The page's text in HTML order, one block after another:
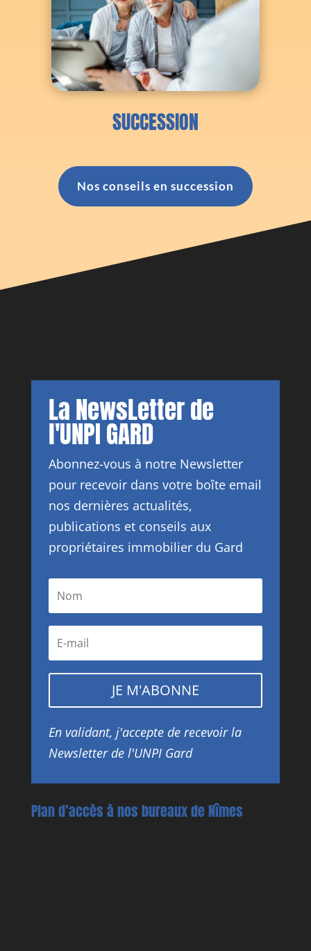
SUCCESSION
Nos conseils en succession
La NewsLetter de
l'UNPI GARD
Abonnez-vous à notre Newsletter
pour recevoir dans votre boîte email
nos dernières actualités,
publications et conseils aux
propriétaires immobilier du Gard
JE M'ABONNE
En validant, j'accepte de recevoir la
Newsletter de l'UNPI Gard
Plan d’accès à nos bureaux de Nîmes